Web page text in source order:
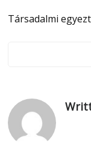
Társadalmi